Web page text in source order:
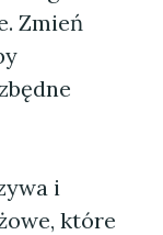
Zmień
i
które